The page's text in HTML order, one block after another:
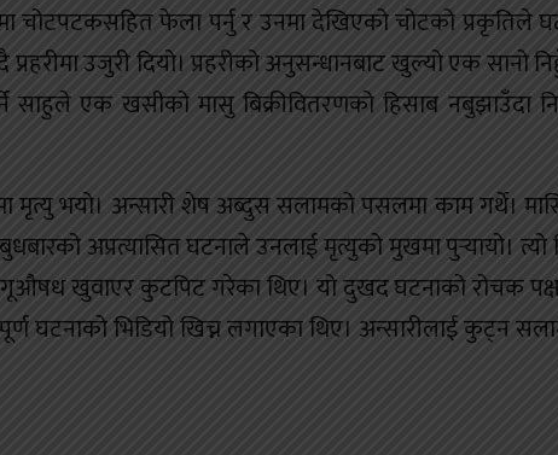
चोटपटकसहित फेला पर्नु र उनमा देखिएको चोटको प्रकृतिले
उजुरी दियो। प्रहरीको अनुसन्धानबाट खुल्यो एक सानो
एक खसीको मासु बिक्रीवितरणको हिसाब नबुझाउँदा
मृत्यु भयो। अन्सारी शेष अब्दुस सलामको पसलमा काम गर्थे।
अप्रत्यासित घटनाले उनलाई मृत्युको मुखमा पुर्‍यायो। त्यो
खुवाएर कुटपिट गरेका थिए। यो दुखद घटनाको रोचक
भिडियो खिच्न लगाएका थिए। अन्सारीलाई कुट्न